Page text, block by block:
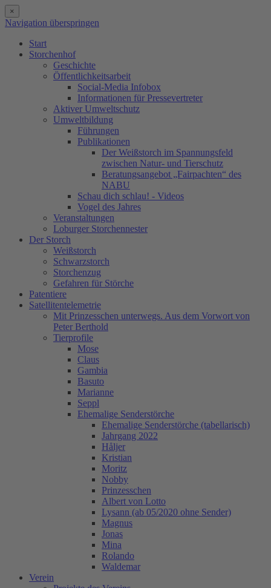
×
Navigation überspringen
Start
Storchenhof
Geschichte
Öffentlichkeitsarbeit
Social-Media Infobox
Informationen für Pressevertreter
Aktiver Umweltschutz
Umweltbildung
Führungen
Publikationen
Der Weißstorch im Spannungsfeld
zwischen Natur- und Tierschutz
Beratungsangebot „Fairpachten“ des
NABU
Schau dich schlau! - Videos
Vogel des Jahres
Veranstaltungen
Loburger Storchennester
Der Storch
Weißstorch
Schwarzstorch
Storchenzug
Gefahren für Störche
Patentiere
Satellitentelemetrie
Mit Prinzesschen unterwegs. Aus dem Vorwort von
Peter Berthold
Tierprofile
Mose
Claus
Gambia
Basuto
Marianne
Seppl
Ehemalige Senderstörche
Ehemalige Senderstörche (tabellarisch)
Jahrgang 2022
Håljer
Kristian
Moritz
Nobby
Prinzesschen
Albert von Lotto
Lysann (ab 05/2020 ohne Sender)
Magnus
Jonas
Mina
Rolando
Waldemar
Verein